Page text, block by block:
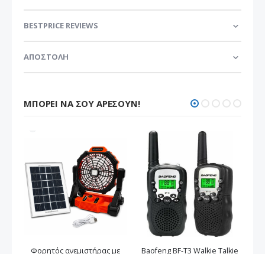
BESTPRICE REVIEWS
ΑΠΟΣΤΟΛΗ
ΜΠΟΡΕΊ ΝΑ ΣΟΥ ΑΡΈΣΟΥΝ!
Φορητός ανεμιστήρας με
Baofeng BF-T3 Walkie Talkie